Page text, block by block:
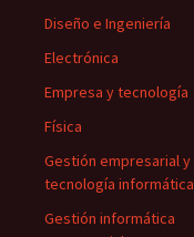
Diseño e Ingeniería
Electrónica
Empresa y tecnología
Física
Gestión empresarial y
tecnología informática
Gestión informática